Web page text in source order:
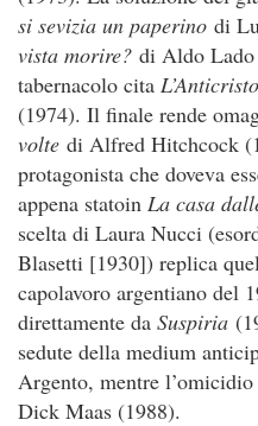
si sevizia un paperino di
vista morire? di Aldo Lado
tabernacolo cita L’Anticristo
(1974). Il finale rende
volte di Alfred Hitchcock
protagonista che doveva
appena statoin La casa
scelta di Laura Nucci
Blasetti [1930]) replica
capolavoro argentiano del
direttamente da Suspiria
sedute della medium
Argento, mentre
Dick Maas (1988).